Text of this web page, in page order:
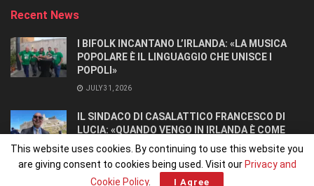
Recent News
I BIFOLK INCANTANO L’IRLANDA: «LA MUSICA
POPOLARE È IL LINGUAGGIO CHE UNISCE I
POPOLI»
JULY 31, 2026
IL SINDACO DI CASALATTICO FRANCESCO DI
LUCIA: «QUANDO VENGO IN IRLANDA È COME
TORNARE A CASA».
JULY 27, 2026
This website uses cookies. By continuing to use this website you
are giving consent to cookies being used. Visit our Privacy and
Cookie Policy. I Agree